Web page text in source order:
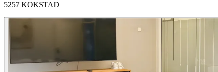
5257 KOKSTAD